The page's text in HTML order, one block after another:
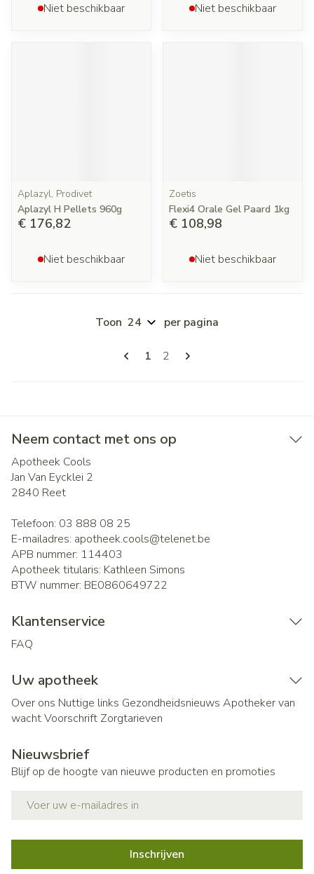
Niet beschikbaar Niet beschikbaar
Aplazyl, Prodivet
Aplazyl H Pellets 960g
€ 176,82
Niet beschikbaar
Zoetis
Flexi4 Orale Gel Paard 1kg
€ 108,98
Niet beschikbaar
Pagina's
U lees momenteel pagina
1 Pagina
2
Toon per pagina
Neem contact met ons op
Apotheek Cools
Jan Van Eycklei 2
2840 Reet
Telefoon: 03 888 08 25
E-mailadres: apotheek.cools@telenet.be
APB nummer: 114403
Apotheek titularis: Kathleen Simons
BTW nummer: BE0860649722
Klantenservice
FAQ
Uw apotheek
Over ons Nuttige links Gezondheidsnieuws Apotheker van
wachtVoorschrift Zorgtarieven
Nieuwsbrief
Blijf op de hoogte van nieuwe producten en promoties
Inschrijven